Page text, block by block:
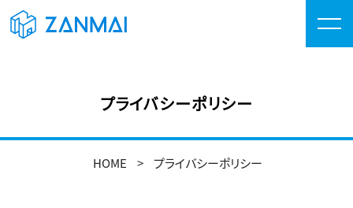
プライバシーポリシー
HOME プライバシーポリシー